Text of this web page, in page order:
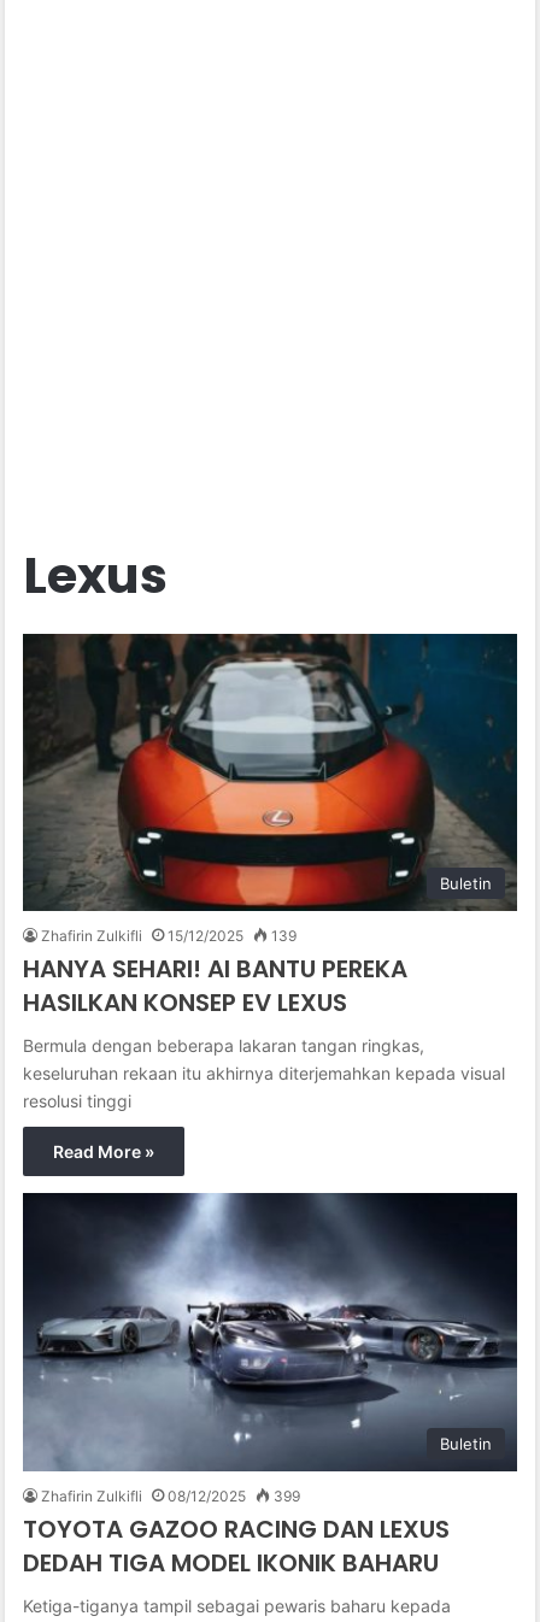
Lexus
Buletin
Zhafirin Zulkifli 15/12/2025 139
HANYA SEHARI! AI BANTU PEREKA
HASILKAN KONSEP EV LEXUS
Bermula dengan beberapa lakaran tangan ringkas,
keseluruhan rekaan itu akhirnya diterjemahkan kepada visual
resolusi tinggi
Read More »
Buletin
Zhafirin Zulkifli 08/12/2025 399
TOYOTA GAZOO RACING DAN LEXUS
DEDAH TIGA MODEL IKONIK BAHARU
Ketiga-tiganya tampil sebagai pewaris baharu kepada